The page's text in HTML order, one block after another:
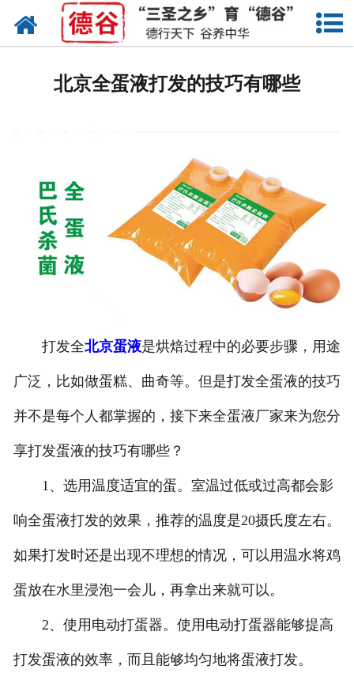
网站首页
产品中心
新闻中心
走进德谷
招商加盟
联系我们
北京全蛋液打发的技巧有哪些
打发全北京蛋液是烘焙过程中的必要步骤，用途
广泛，比如做蛋糕、曲奇等。但是打发全蛋液的技巧
并不是每个人都掌握的，接下来全蛋液厂家来为您分
享打发蛋液的技巧有哪些？
1、选用温度适宜的蛋。室温过低或过高都会影
响全蛋液打发的效果，推荐的温度是20摄氏度左右。
如果打发时还是出现不理想的情况，可以用温水将鸡
蛋放在水里浸泡一会儿，再拿出来就可以。
2、使用电动打蛋器。使用电动打蛋器能够提高
打发蛋液的效率，而且能够均匀地将蛋液打发。